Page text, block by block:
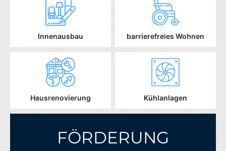
Innenausbau barrierefreies Wohnen
Hausrenovierung Kühlanlagen
FÖRDERUNG